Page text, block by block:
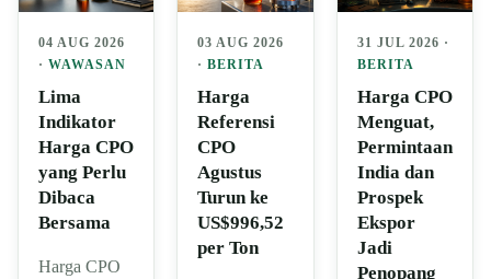
04 AUG 2026
· WAWASAN
Lima
Indikator
Harga CPO
yang Perlu
Dibaca
Bersama
Harga CPO
03 AUG 2026
·BERITA
Harga
Referensi
CPO
Agustus
Turun ke
US$996,52
per Ton
31 JUL 2026 ·
BERITA
Harga CPO
Menguat,
Permintaan
India dan
Prospek
Ekspor
Jadi
Penopang